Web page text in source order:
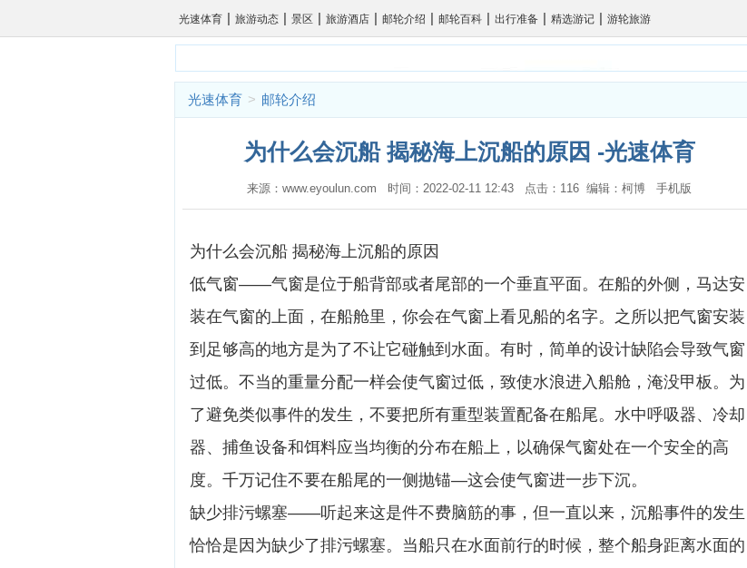
光速体育 | 旅游动态 | 景区 | 旅游酒店 | 邮轮介绍 | 邮轮百科 | 出行准备 | 精选游记 | 游轮旅游
光速体育 > 邮轮介绍
为什么会沉船 揭秘海上沉船的原因 -光速体育
来源：www.eyoulun.com 时间：2022-02-11 12:43 点击：116 编辑：柯博 手机版
为什么会沉船 揭秘海上沉船的原因
低气窗——气窗是位于船背部或者尾部的一个垂直平面。在船的外侧，马达安
装在气窗的上面，在船舱里，你会在气窗上看见船的名字。之所以把气窗安装
到足够高的地方是为了不让它碰触到水面。有时，简单的设计缺陷会导致气窗
过低。不当的重量分配一样会使气窗过低，致使水浪进入船舱，淹没甲板。为
了避免类似事件的发生，不要把所有重型装置配备在船尾。水中呼吸器、冷却
器、捕鱼设备和饵料应当均衡的分布在船上，以确保气窗处在一个安全的高
度。千万记住不要在船尾的一侧抛锚—这会使气窗进一步下沉。
缺少排污螺塞——听起来这是件不费脑筋的事，但一直以来，沉船事件的发生
恰恰是因为缺少了排污螺塞。当船只在水面前行的时候，整个船身距离水面的